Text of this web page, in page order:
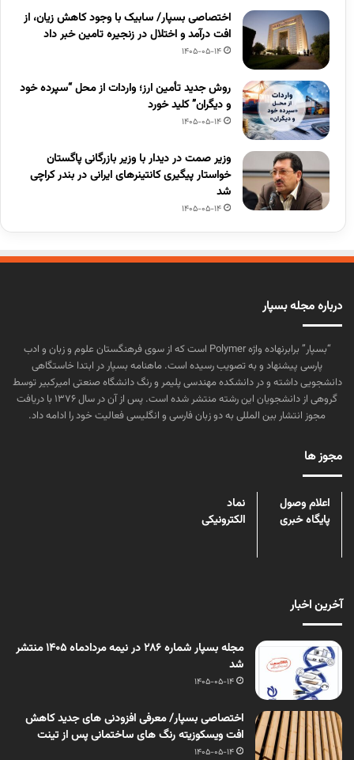
اختصاصی بسپار/ سابیک با وجود کاهش زیان، از
افت درآمد و اختلال در زنجیره تامین خبر داد
1405-05-14
روش جدید تأمین ارز؛ واردات از محل “سپرده خود
و دیگران” کلید خورد
1405-05-14
وزیر صمت در دیدار با وزیر بازرگانی پاگستان
خواستار پیگیری کانتینرهای ایرانی در بندر کراچی
شد
1405-05-14
درباره مجله بسپار
“بسپار” برابرنهاده واژه Polymer است که از سوی فرهنگستان علوم و زبان و ادب
پارسی پیشنهاد و به تصویب رسیده است. ماهنامه بسپار در ابتدا خاستگاهی
دانشجویی داشته و در دانشکده مهندسی پلیمر و رنگ دانشگاه صنعتی امیرکبیر توسط
گروهی از دانشجویان این رشته منتشر شده است. پس از آن در سال ۱۳۷۶ با دریافت
مجوز انتشار بین المللی به دو زبان فارسی و انگلیسی فعالیت خود را ادامه داد.
مجوز ها
اعلام وصول
پایگاه خبری
نماد
الکترونیکی
آخرین اخبار
مجله بسپار شماره 286 در نیمه مردادماه 1405 منتشر
شد
1405-05-14
اختصاصی بسپار/ معرفی افزودنی های جدید کاهش
افت ویسکوزیته رنگ های ساختمانی پس از تینت
1405-05-14